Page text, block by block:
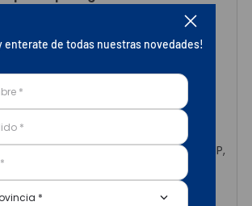
procesador Mediatek Helio G99,
para gaming, este
potencia y fluidez en cada
de un rendimiento excepcional en
profesional
con su cámara principal de
fotografías nítidas y detalladas, y
con su cámara frontal de 32MP,
cada detalle.
y personalización
enterate de todas nuestras novedades!
*